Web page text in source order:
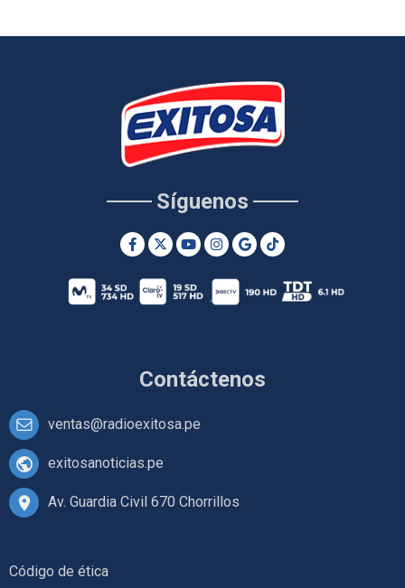
Contáctenos
ventas@radioexitosa.pe
exitosanoticias.pe
Av. Guardia Civil 670 Chorrillos
Síguenos
Código de ética